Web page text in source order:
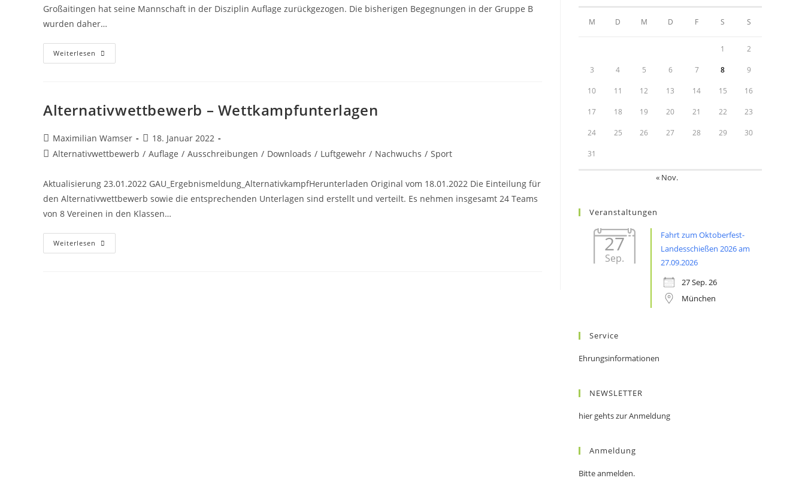
Großaitingen hat seine Mannschaft in der Disziplin Auflage zurückgezogen. Die bisherigen Begegnungen in der Gruppe B
wurden daher…
Weiterlesen Alternativwettkampf
–
Alternativwettbewerb – Wettkampfunterlagen
Beitrags-
Autor:
Maximilian Wamser
Beitrag
veröffentlicht:
18. Januar 2022
Beitrags-
Alternativwettbewerb / Auflage / Ausschreibungen / Downloads / Luftgewehr / Nachwuchs / Sport
Aktualisierung 23.01.2022 GAU_Ergebnismeldung_AlternativkampfHerunterladen Original vom 18.01.2022 Die Einteilung für
den Alternativwettbewerb sowie die entsprechenden Unterlagen sind erstellt und verteilt. Es nehmen insgesamt 24 Teams
von 8 Vereinen in den Klassen…
Weiterlesen Alternativwettbewerb
–
M D M D F S S
1 2
3 4 5 6 7 8 9
10 11 12 13 14 15 16
17 18 19 20 21 22 23
24 25 26 27 28 29 30
31
« Nov.
Veranstaltungen
27
Sep.
Fahrt zum Oktoberfest-
Landesschießen 2026 am
27.09.2026
27 Sep. 26
München
Service
Ehrungsinformationen
NEWSLETTER
hier gehts zur Anmeldung
Anmeldung
Bitte anmelden.